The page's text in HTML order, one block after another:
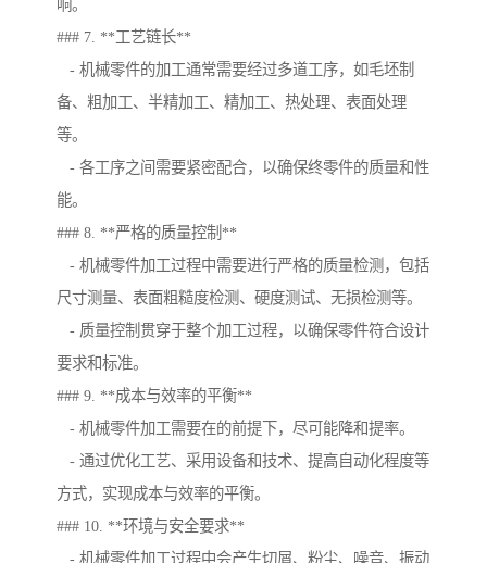
响。
### 7. **工艺链长**
- 机械零件的加工通常需要经过多道工序，如毛坯制
备、粗加工、半精加工、精加工、热处理、表面处理
等。
- 各工序之间需要紧密配合，以确保终零件的质量和性
能。
### 8. **严格的质量控制**
- 机械零件加工过程中需要进行严格的质量检测，包括
尺寸测量、表面粗糙度检测、硬度测试、无损检测等。
- 质量控制贯穿于整个加工过程，以确保零件符合设计
要求和标准。
### 9. **成本与效率的平衡**
- 机械零件加工需要在的前提下，尽可能降和提率。
- 通过优化工艺、采用设备和技术、提高自动化程度等
方式，实现成本与效率的平衡。
### 10. **环境与安全要求**
- 机械零件加工过程中会产生切屑、粉尘、噪音、振动